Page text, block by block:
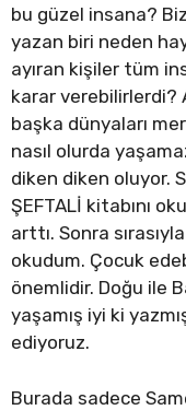
bu güzel insana?
yazan biri neden
ayıran kişiler tüm
karar verebilirlerdi?
başka dünyaları
nasıl olurda
diken diken oluyor.
ŞEFTALİ kitabını
arttı. Sonra
okudum. Çocuk
önemlidir. Doğu ile
yaşamış iyi ki
ediyoruz.
Burada sadece